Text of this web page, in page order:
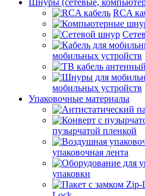
Шнуры (сетевые,
RCA
мобильных устройств
мобильных устройств
Упаковочные материалы
пузырчатой пленкой
упаковочная лента
упаковки